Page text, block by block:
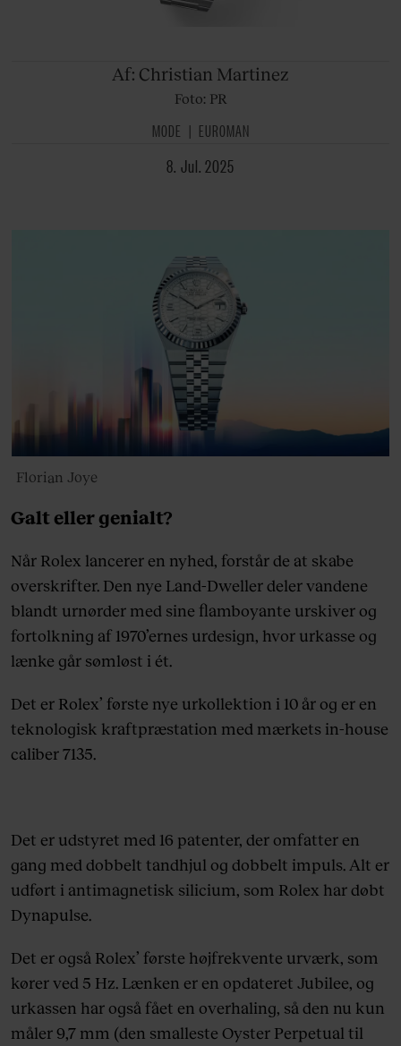
Af: Christian Martinez
Foto: PR
MODE EUROMAN
8. Jul. 2025
Florian Joye
Galt eller genialt?
Når Rolex lancerer en nyhed, forstår de at skabe
overskrifter. Den nye Land-Dweller deler vandene
blandt urnørder med sine flamboyante urskiver og
fortolkning af 1970’ernes urdesign, hvor urkasse og
lænke går sømløst i ét.
Det er Rolex’ første nye urkollektion i 10 år og er en
teknologisk kraftpræstation med mærkets in-house
caliber 7135.
Det er udstyret med 16 patenter, der omfatter en
gang med dobbelt tandhjul og dobbelt impuls. Alt er
udført i antimagnetisk silicium, som Rolex har døbt
Dynapulse.
Det er også Rolex’ første højfrekvente urværk, som
kører ved 5 Hz. Lænken er en opdateret Jubilee, og
urkassen har også fået en overhaling, så den nu kun
måler 9,7 mm (den smalleste Oyster Perpetual til